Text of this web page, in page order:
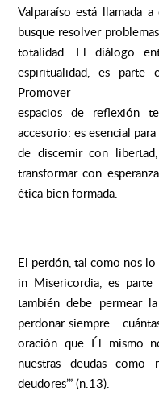
Valparaíso está llamada
busque resolver
totalidad. El diálogo
espiritualidad, es parte
Promover
espacios de reflexión
accesorio: es esencial
de discernir con
transformar con
ética bien formada.
El perdón, tal como nos lo
in Misericordia, es
también debe permear
perdonar siempre...
oración que Él mismo
nuestras deudas como
deudores’” (n.13).